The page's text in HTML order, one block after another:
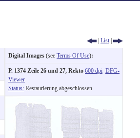
| List |
Digital Images (see Terms Of Use):
P. 1374 Zeile 26 und 27, Rekto 600 dpi DFG-
Viewer
Status: Restaurierung abgeschlossen